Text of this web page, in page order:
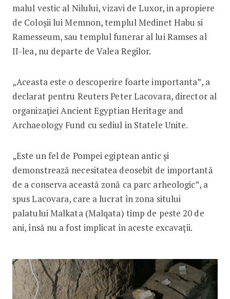
malul vestic al Nilului, vizavi de Luxor, in apropiere
de Coloșii lui Memnon, templul Medinet Habu si
Ramesseum, sau templul funerar al lui Ramses al
II-lea, nu departe de Valea Regilor.
„Aceasta este o descoperire foarte importanta”, a
declarat pentru Reuters Peter Lacovara, director al
organizației Ancient Egyptian Heritage and
Archaeology Fund cu sediul in Statele Unite.
„Este un fel de Pompei egiptean antic și
demonstrează necesitatea deosebit de importantă
de a conserva această zonă ca parc arheologic”, a
spus Lacovara, care a lucrat în zona sitului
palatului Malkata (Malqata) timp de peste 20 de
ani, însă nu a fost implicat în aceste excavații.